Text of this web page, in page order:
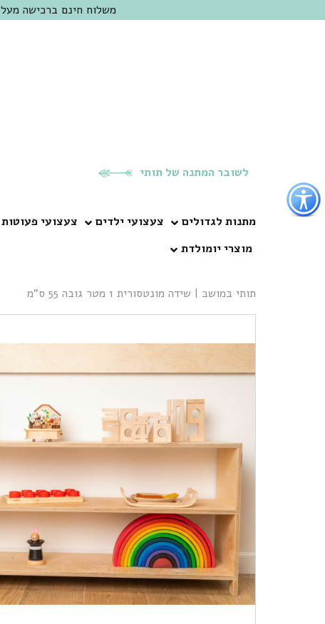
כפתור
לפתיחת
תפריט
נגישות
משלוח חינם ברכישה מעל 300 ש"ח | אופציה למשלוח מהיום להיום באזור המרכז | מוזמנים לבקר בחנות בכפר שמריהו
לשובר המתנה של תותי
מתנות לגדולים צעצועי ילדים צעצועי פעוטות
מוצרי יומולדת
תותי במושב | שידה מונטסורית 1 מטר גובה 55 ס”מ